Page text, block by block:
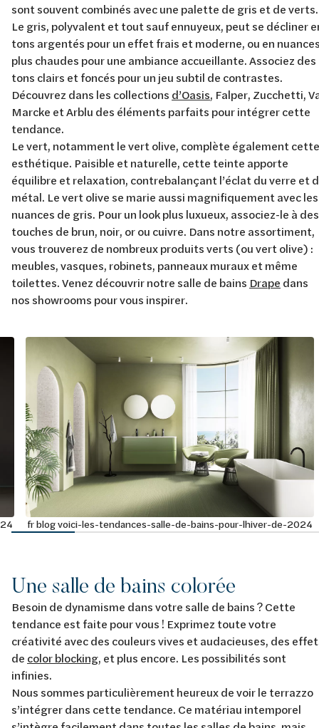
sont souvent combinés avec une palette de gris et de verts.
Le gris, polyvalent et tout sauf ennuyeux, peut se décliner
tons argentés pour un effet frais et moderne, ou en
plus chaudes pour une ambiance accueillante. Associez des
tons clairs et foncés pour un jeu subtil de contrastes.
Découvrez dans les collections d’Oasis, Falper, Zucchetti,
Marcke et Arblu des éléments parfaits pour intégrer cette
tendance.
Le vert, notamment le vert olive, complète également cette
esthétique. Paisible et naturelle, cette teinte apporte
équilibre et relaxation, contrebalançant l’éclat du verre et
métal. Le vert olive se marie aussi magnifiquement avec les
nuances de gris. Pour un look plus luxueux, associez-le à des
touches de brun, noir, or ou cuivre. Dans notre assortiment,
vous trouverez de nombreux produits verts (ou vert olive) :
meubles, vasques, robinets, panneaux muraux et même
toilettes. Venez découvrir notre salle de bains Drape dans
nos showrooms pour vous inspirer.
fr blog voici-les-tendances-salle-de-bains-pour-lhiver-de-2024
Une salle de bains colorée
Besoin de dynamisme dans votre salle de bains ? Cette
tendance est faite pour vous ! Exprimez toute votre
créativité avec des couleurs vives et audacieuses, des
de color blocking, et plus encore. Les possibilités sont
infinies.
Nous sommes particulièrement heureux de voir le terrazzo
s’intégrer dans cette tendance. Ce matériau intemporel